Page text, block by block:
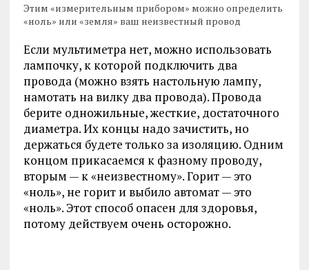
Этим «измерительным прибором» можно определить
«ноль» или «земля» ваш неизвестный провод
Если мультиметра нет, можно использовать
лампочку, к которой подключить два
провода (можно взять настольную лампу,
намотать на вилку два провода). Провода
берите одножильные, жесткие, достаточного
диаметра. Их концы надо зачистить, но
держаться будете только за изоляцию. Одним
концом прикасаемся к фазному проводу,
вторым — к «неизвестному». Горит — это
«ноль», не горит и выбило автомат — это
«ноль». Этот способ опасен для здоровья,
потому действуем очень осторожно.